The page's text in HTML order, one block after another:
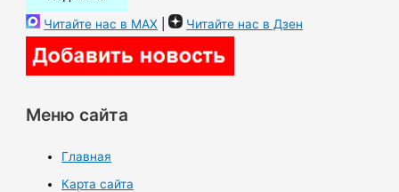
Читайте нас в MAX | Читайте нас в Дзен
Меню сайта
Главная
Карта сайта